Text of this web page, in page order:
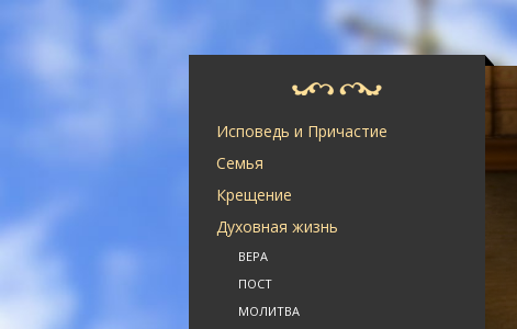
Исповедь и Причастие
Семья
Крещение
Духовная жизнь
ВЕРА
ПОСТ
МОЛИТВА